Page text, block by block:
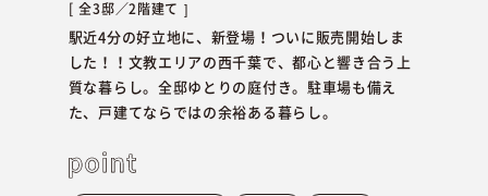
全3邸／2階建て
駅近4分の好立地に、新登場！ついに販売開始しま
した！！文教エリアの西千葉で、都心と響き合う上
質な暮らし。全邸ゆとりの庭付き。駐車場も備え
た、戸建てならではの余裕ある暮らし。